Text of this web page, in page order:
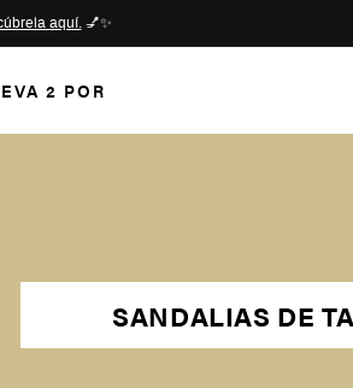
aquí.💅✨
2 POR
SANDALIAS DE